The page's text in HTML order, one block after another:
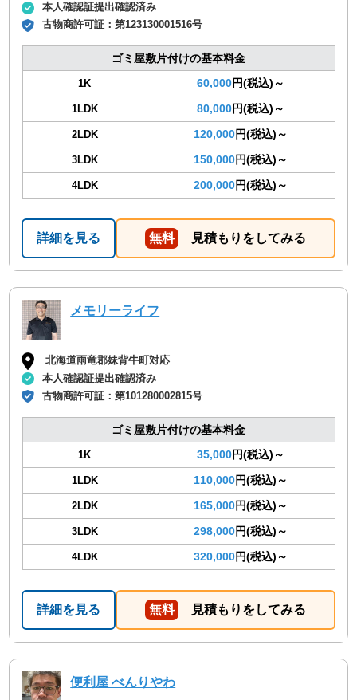
本人確認証提出確認済み
古物商許可証：第123130001516号
ゴミ屋敷片付けの基本料金
1K 60,000円(税込)～
1LDK 80,000円(税込)～
2LDK 120,000円(税込)～
3LDK 150,000円(税込)～
4LDK 200,000円(税込)～
詳細を見る 無料 見積もりをしてみる
メモリーライフ
北海道雨竜郡妹背牛町対応
本人確認証提出確認済み
古物商許可証：第101280002815号
ゴミ屋敷片付けの基本料金
1K 35,000円(税込)～
1LDK 110,000円(税込)～
2LDK 165,000円(税込)～
3LDK 298,000円(税込)～
4LDK 320,000円(税込)～
詳細を見る 無料 見積もりをしてみる
便利屋 べんりやわ